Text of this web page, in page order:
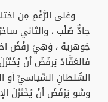
وعَلى الرَّغْمِ مِن
جادٌّ صُلْب ، والثاني
جَوهرية ، وَهِيَ رَفْضُ
فالعَقَّادُ يَرفُضُ أنْ
السُّلطانِ السِّياسيِّ أو
وشو يَرْفُضُ أنْ يُخْتَزَلَ